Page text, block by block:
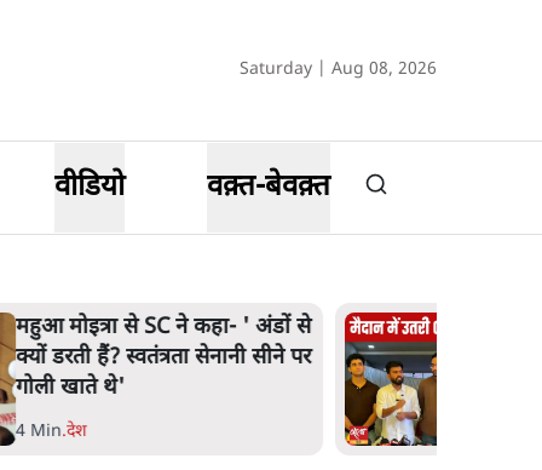
Saturday | Aug 08, 2026
वीडियो वक़्त-बेवक़्त
Abhijeet Dipke Press
Conference: CJP का 'Kya Bolti
Public' अभियान, चुनाव नहीं लड़ेगी
CJP!
-. दिल्ली